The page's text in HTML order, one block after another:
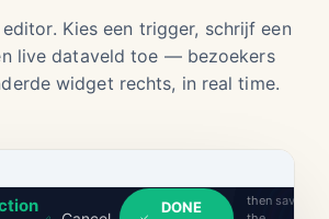
Kies een trigger, schrijf een
live dataveld toe — bezoekers
widget rechts, in real time.